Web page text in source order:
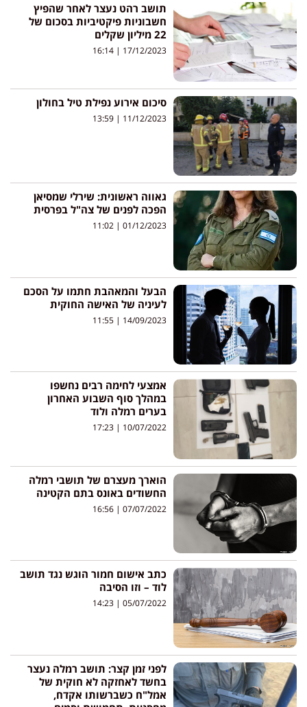
תושב רהט נעצר לאחר שהפיץ
חשבוניות פיקטיביות בסכום של
22 מיליון שקלים
17/12/2023
סיכום אירוע נפילת טיל בחולון
11/12/2023
גאווה ראשונית: שירלי שמסיאן
הפכה לפנים של צה"ל בפרסית
01/12/2023
הבעל והמאהבת חתמו על הסכם
לעיניה של האישה החוקית
14/09/2023
אמצעי לחימה רבים נחשפו
במהלך סוף השבוע האחרון
בערים רמלה ולוד
10/07/2022
הוארך מעצרם של תושבי רמלה
החשודים באונס בתם הקטינה
07/07/2022
כתב אישום חמור הוגש נגד תושב
לוד – וזו הסיבה
05/07/2022
לפני זמן קצר: תושב רמלה נעצר
בחשד לאחזקה לא חוקית של
אמל"ח כשברשותו אקדח,